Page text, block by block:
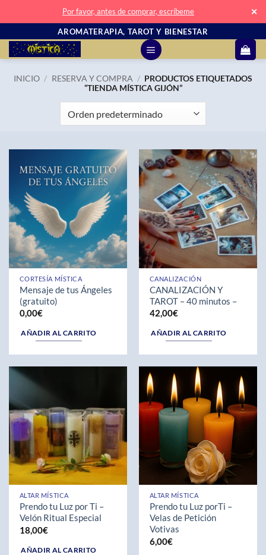
Por favor, antes de comprar, escríbeme ✕
contenido
AROMATERAPIA, TAROT Y BIENESTAR
INICIO / RESERVA Y COMPRA / PRODUCTOS ETIQUETADOS
“TIENDA MÍSTICA GIJÓN”
CORTESÍA MÍSTICA
Mensaje de tus Ángeles
(gratuito)
0,00€
AÑADIR AL CARRITO
CANALIZACIÓN
CANALIZACIÓN Y
TAROT – 40 minutos –
42,00€
AÑADIR AL CARRITO
ALTAR MÍSTICA
Prendo tu Luz por Ti –
Velón Ritual Especial
18,00€
AÑADIR AL CARRITO
ALTAR MÍSTICA
Prendo tu Luz porTi –
Velas de Petición
Votivas
6,00€